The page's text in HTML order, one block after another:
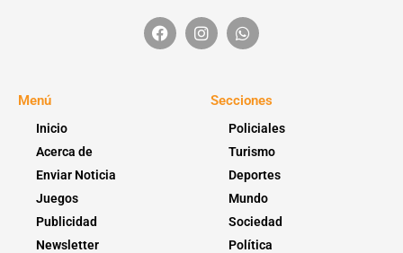
Menú
Inicio
Acerca de
Enviar Noticia
Juegos
Publicidad
Newsletter
Secciones
Policiales
Turismo
Deportes
Mundo
Sociedad
Política